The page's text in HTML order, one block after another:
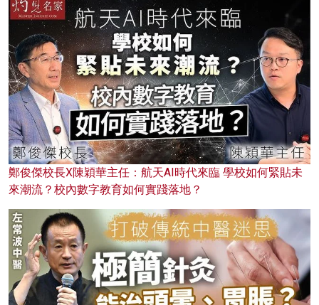
鄭俊傑校長X陳穎華主任：航天AI時代來臨 學校如何緊貼未
來潮流？校內數字教育如何實踐落地？